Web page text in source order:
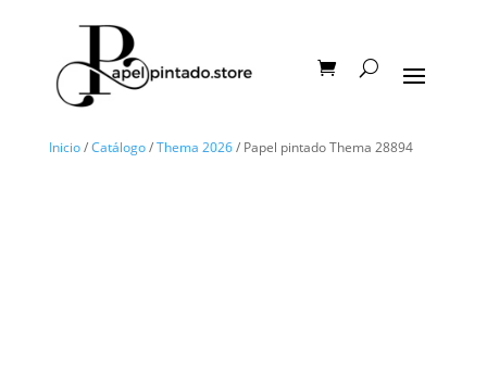
Inicio/Catálogo/Thema 2026/ Papel pintado Thema 28894